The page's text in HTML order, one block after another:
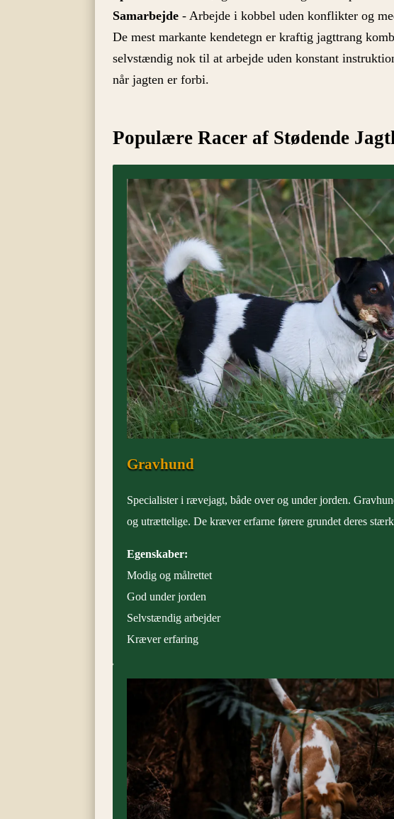
Samarbejde - Arbejde i kobbel uden konflikter og
De mest markante kendetegn er kraftig jagttrang
selvstændig nok til at arbejde uden konstant
når jagten er forbi.
Populære Racer af Stødende
Gravhund
Specialister i rævejagt, både over og under jorden.
og utrættelige. De kræver erfarne førere grundet deres
Egenskaber:
Modig og målrettet
God under jorden
Selvstændig arbejder
Kræver erfaring